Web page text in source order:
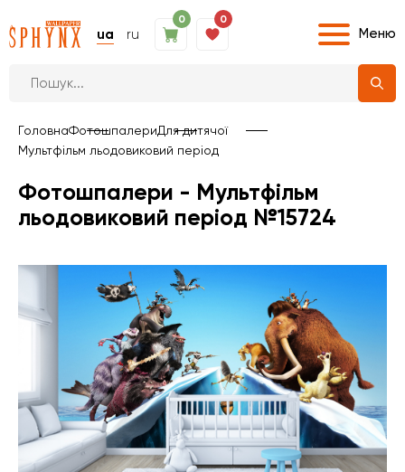
ua ru
0 0
Меню
ГоловнаФотошпалериДля дитячої
Мультфільм льодовиковий період
Фотошпалери - Мультфільм
льодовиковий період №15724